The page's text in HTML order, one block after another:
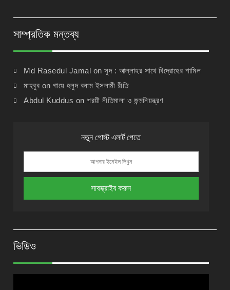
সাম্প্রতিক মন্তব্য
Md Rasedul Jamal onসুদ : আল্লাহর সাথে বিদ্রোহের শামিল
মাহবুব onগায়ে হলুদ বনাম ইসলামী রীতি
Abdul Kuddus onশরয়ী নীতিমালা ও জন্মনিয়ন্ত্রণ
নতুন পোস্ট এলার্ট পেতে
ভিডিও